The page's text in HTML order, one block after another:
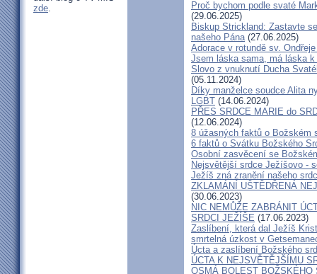
zde.
Proč bychom podle svaté
(29.06.2025)
Biskup Strickland: Zastavte
našeho Pána(27.06.2025)
Adorace v rotundě sv.
Jsem láska sama, má láska
Slovo z vnuknutí Ducha
(05.11.2024)
Díky manželce soudce Alita
LGBT (14.06.2024)
PŘES SRDCE MARIE do
(12.06.2024)
8 úžasných faktů o Božském
6 faktů o Svátku Božského
Osobní zasvěcení se
Nejsvětější srdce Ježíšovo -
Ježíš zná zranění našeho
ZKLAMÁNÍ UŠTĚDŘENÁ
(30.06.2023)
NIC NEMŮŽE ZABRÁNIT
SRDCI JEŽÍŠE (17.06.2023)
Zaslíbení, která dal Ježíš
smrtelná úzkost v
Úcta a zaslíbení Božského
ÚCTA K NEJSVĚTĚJŠÍMU
OSMÁ BOLEST BOŽSKÉHO